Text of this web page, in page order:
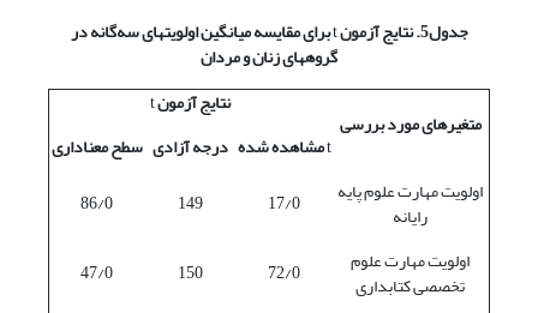
جدول5. نتایج آزمون tبرای مقایسه میانگین اولویتهای سه‌گانه در
گروههای زنان و مردان
متغیرهای مورد بررسی
نتایج آزمونt
tمشاهده شده درجه آزادی سطح معناداری
اولویت مهارت علوم پایه
رایانه 17/0
149
86/0
اولویت مهارت علوم
تخصصی کتابداری 72/0
150
47/0